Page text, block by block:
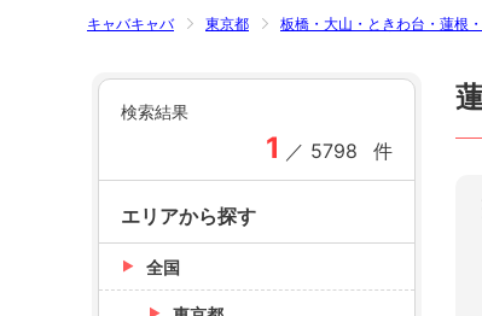
キャバキャバ 東京都 板橋・大山・ときわ台・蓮根
検索結果
1 ／ 5798 件
エリアから探す
全国